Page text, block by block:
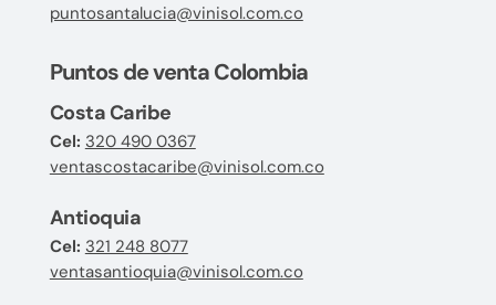
puntosantalucia@vinisol.com.co
Puntos de venta Colombia
Costa Caribe
Cel: 320 490 0367
ventascostacaribe@vinisol.com.co
Antioquia
Cel: 321 248 8077
ventasantioquia@vinisol.com.co